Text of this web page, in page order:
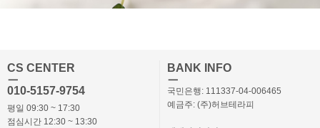
CS CENTER
ㅡ
010-5157-9754
평일 09:30 ~ 17:30
점심시간 12:30 ~ 13:30
BANK INFO
ㅡ
국민은행: 111337-04-006465
예금주: (주)허브테라피